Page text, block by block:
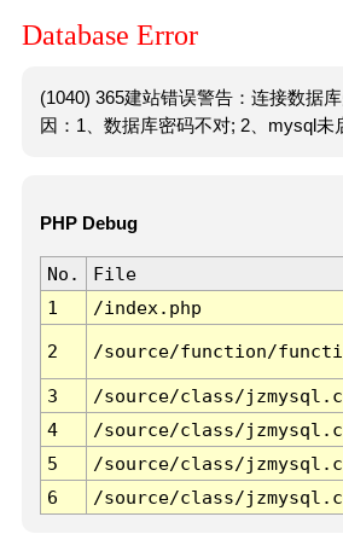
Database Error
(1040) 365建站错误警告：连接数据
因：1、数据库密码不对; 2、mysql未
PHP Debug
No. File
1
/index.php
2 /source/function/
3 /source/class/
4
/source/class/
5
/source/class/
6
/source/class/